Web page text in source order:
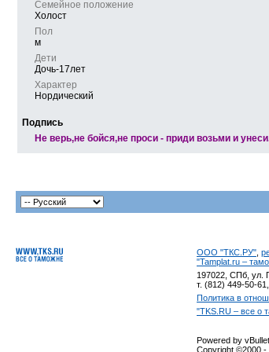
Семейное положение
Холост
Пол
м
Дети
Дочь-17лет
Характер
Нордический
Подпись
Не верь,не бойся,не проси - приди возьми и
ООО "ТКС.РУ"
"Tamplat.ru –
197022, СПб, ул.
т. (812) 449-50-
Политика в
"TKS.RU – все о
Powered by
Copyright ©2000 -